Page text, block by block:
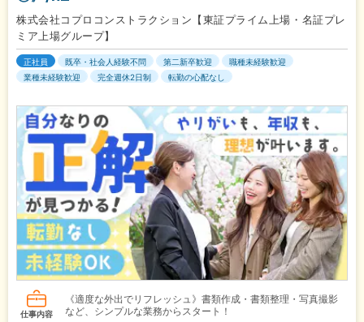
株式会社コプロコンストラクション【東証プライム上場・名証プレ
ミア上場グループ】
正社員 既卒・社会人経験不問 第二新卒歓迎
職種未経験歓迎
業種未経験歓迎
完全週休2日制 転勤の心配なし
仕事内容
《適度な外出でリフレッシュ》書類作成・書類整理・写真撮影
など、シンプルな業務からスタート！